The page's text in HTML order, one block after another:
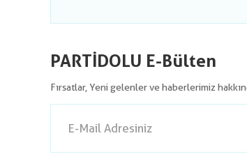
PARTİDOLU E-Bülten
Fırsatlar, Yeni gelenler ve haberlerimiz